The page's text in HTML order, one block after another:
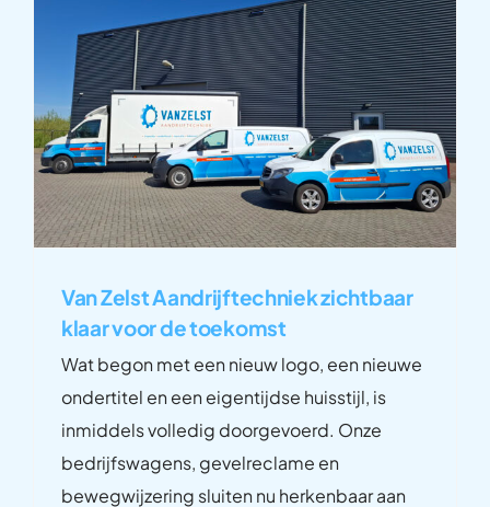
Van Zelst Aandrijftechniek zichtbaar
klaar voor de toekomst
Wat begon met een nieuw logo, een nieuwe
ondertitel en een eigentijdse huisstijl, is
inmiddels volledig doorgevoerd. Onze
bedrijfswagens, gevelreclame en
bewegwijzering sluiten nu herkenbaar aan